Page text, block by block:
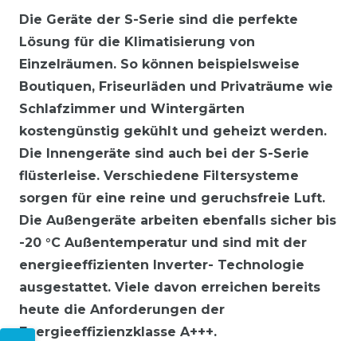
Die Geräte der S-Serie sind die perfekte
Lösung für die Klimatisierung von
Einzelräumen. So können beispielsweise
Boutiquen, Friseurläden und Privaträume wie
Schlafzimmer und Wintergärten
kostengünstig gekühlt und geheizt werden.
Die Innengeräte sind auch bei der S-Serie
flüsterleise. Verschiedene Filtersysteme
sorgen für eine reine und geruchsfreie Luft.
Die Außengeräte arbeiten ebenfalls sicher bis
-20 °C Außentemperatur und sind mit der
energieeffizienten Inverter- Technologie
ausgestattet. Viele davon erreichen bereits
heute die Anforderungen der
Energieeffizienzklasse A+++.